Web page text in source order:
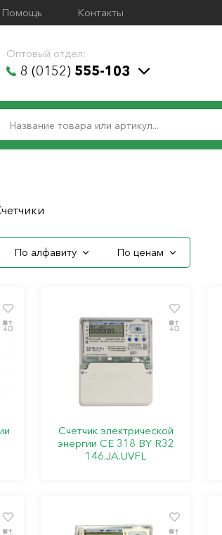
Помощь Контакты
Оптовый отдел:
8 (0152) 555-103
По алфавиту По ценам
Счетчик электрической
энергии СЕ 318 BY R32
146.JA.UVFL